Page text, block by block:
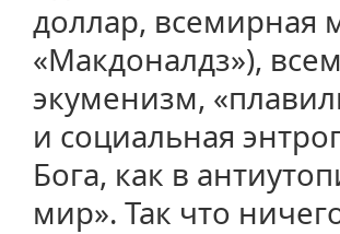
доллар, всемирная
«Макдоналдз»),
экуменизм,
и социальная
Бога, как в
мир». Так что